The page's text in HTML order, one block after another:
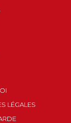
LÉGALES